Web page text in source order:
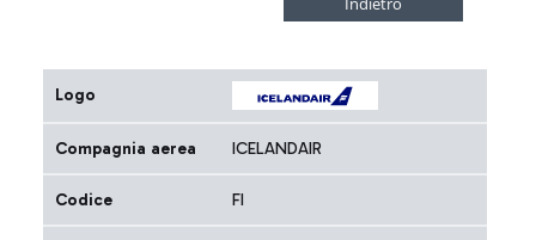
Logo
Compagnia aerea ICELANDAIR
Codice FI